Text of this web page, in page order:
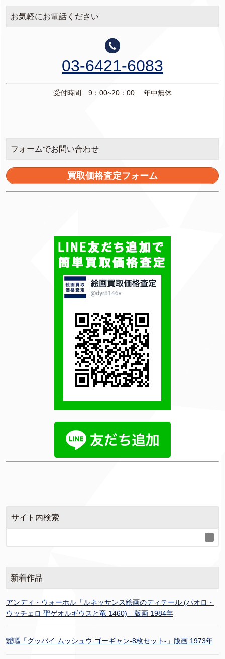
お気軽にお電話ください
03-6421-6083
受付時間 9：00~20：00 年中無休
フォームでお問い合わせ
買取価格査定フォーム
サイト内検索
新着作品
アンディ・ウォーホル「ルネッサンス絵画のディテール (パオロ・
ウッチェロ 聖ゲオルギウスと竜 1460)」版画 1984年
靉嘔「グッバイ.ムッシュウ.ゴーギャン-8枚セット-」版画 1973年